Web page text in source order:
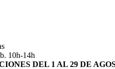
10h-14h
DEL 1 AL 29 DE